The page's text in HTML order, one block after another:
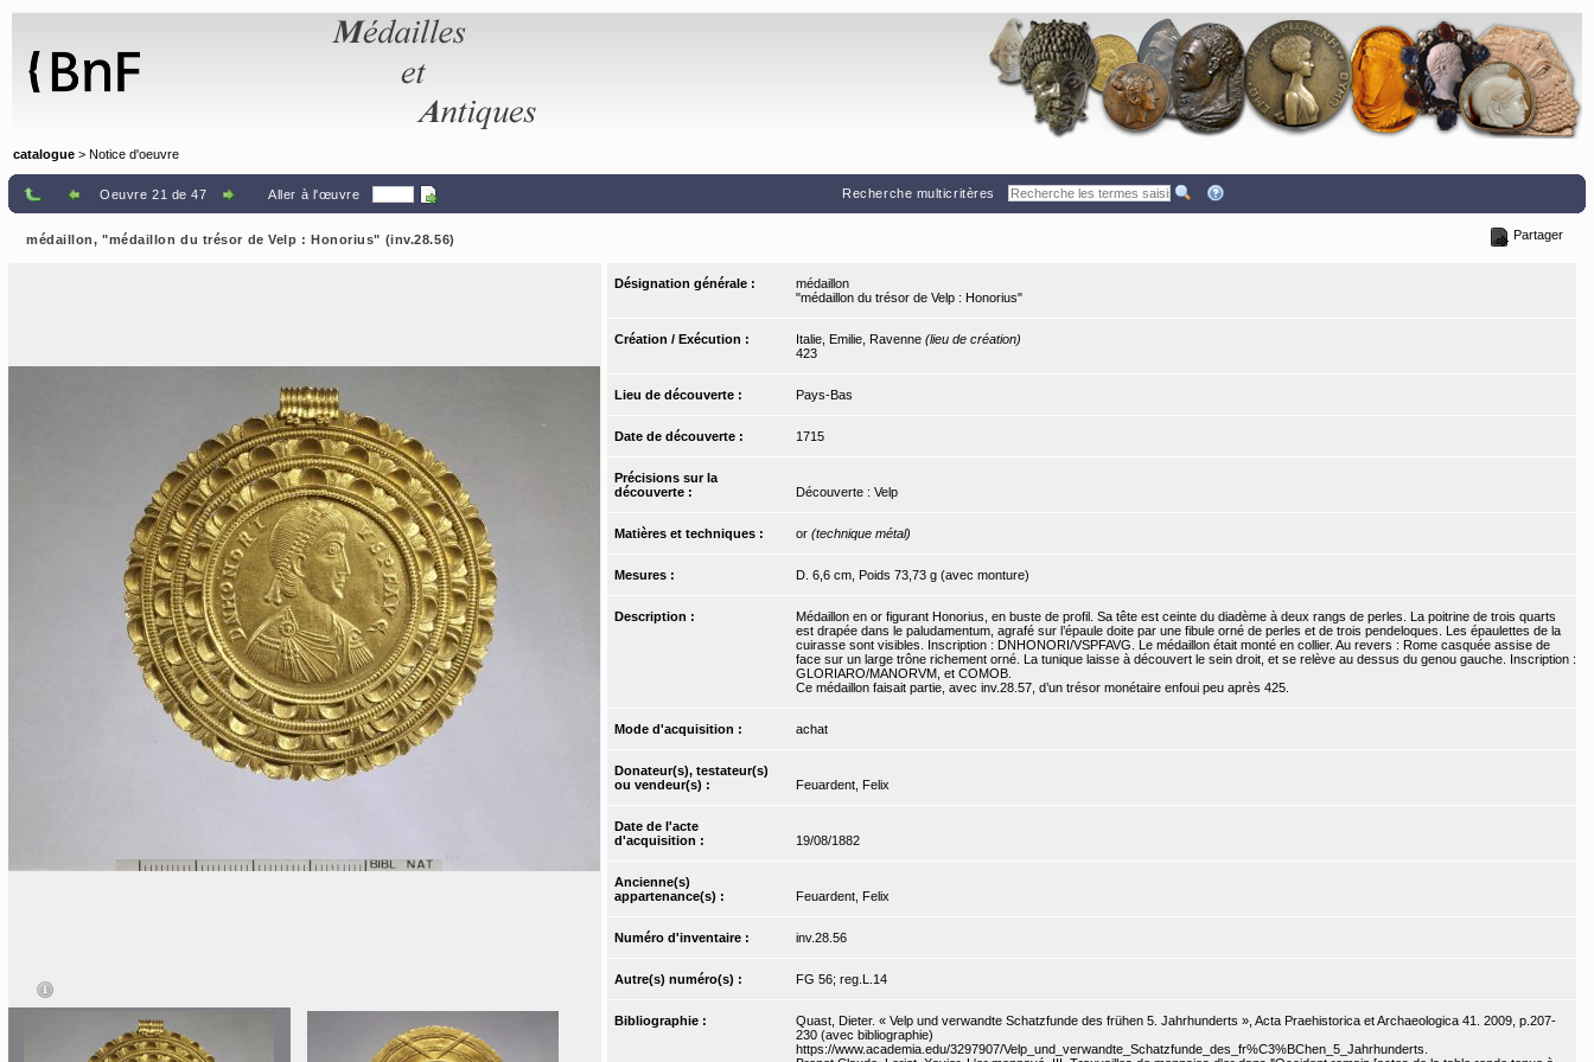
catalogue > Notice d'oeuvre
Oeuvre 21 de 47 Aller à l'œuvre Recherche multicritères
médaillon, "médaillon du trésor de Velp : Honorius" (inv.28.56) Partager
Désignation générale :
médaillon
"médaillon du trésor de Velp : Honorius"
Création / Exécution : Italie, Emilie, Ravenne (lieu de création)
423
Lieu de découverte : Pays-Bas
Date de découverte : 1715
Précisions sur la
découverte :
Découverte : Velp
Matières et techniques : or (technique métal)
Mesures : D. 6,6 cm, Poids 73,73 g (avec monture)
Description :
Médaillon en or figurant Honorius, en buste de profil. Sa tête est ceinte du diadème à deux rangs de perles. La poitrine de trois quarts
est drapée dans le paludamentum, agrafé sur l’épaule doite par une fibule orné de perles et de trois pendeloques. Les épaulettes de la
cuirasse sont visibles. Inscription : DNHONORI/VSPFAVG. Le médaillon était monté en collier. Au revers : Rome casquée assise de
face sur un large trône richement orné. La tunique laisse à découvert le sein droit, et se relève au dessus du genou gauche. Inscription :
GLORIARO/MANORVM, et COMOB.
Ce médaillon faisait partie, avec inv.28.57, d’un trésor monétaire enfoui peu après 425.
Mode d'acquisition : achat
Donateur(s), testateur(s)
ou vendeur(s) :
Feuardent, Felix
Date de l'acte
d'acquisition :
19/08/1882
Ancienne(s)
appartenance(s) :
Feuardent, Felix
Numéro d'inventaire : inv.28.56
Autre(s) numéro(s) : FG 56; reg.L.14
Bibliographie :
Quast, Dieter. « Velp und verwandte Schatzfunde des frühen 5. Jahrhunderts », Acta Praehistorica et Archaeologica 41. 2009, p.207-
230 (avec bibliographie)
https://www.academia.edu/3297907/Velp_und_verwandte_Schatzfunde_des_fr%C3%BChen_5_Jahrhunderts.